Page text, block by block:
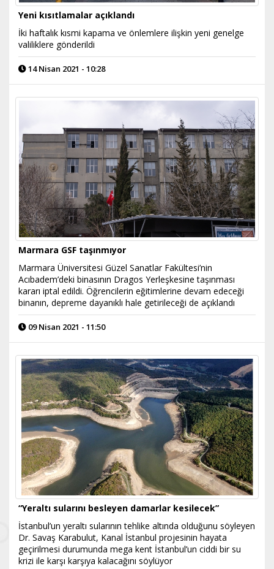
Yeni kısıtlamalar açıklandı
İki haftalık kısmi kapama ve önlemlere ilişkin yeni genelge
valiliklere gönderildi
14 Nisan 2021 - 10:28
Marmara GSF taşınmıyor
Marmara Üniversitesi Güzel Sanatlar Fakültesi’nin
Acıbadem’deki binasının Dragos Yerleşkesine taşınması
kararı iptal edildi. Öğrencilerin eğitimlerine devam edeceği
binanın, depreme dayanıklı hale getirileceği de açıklandı
09 Nisan 2021 - 11:50
“Yeraltı sularını besleyen damarlar kesilecek”
İstanbul’un yeraltı sularının tehlike altında olduğunu söyleyen
Dr. Savaş Karabulut, Kanal İstanbul projesinin hayata
geçirilmesi durumunda mega kent İstanbul’un ciddi bir su
krizi ile karşı karşıya kalacağını söylüyor